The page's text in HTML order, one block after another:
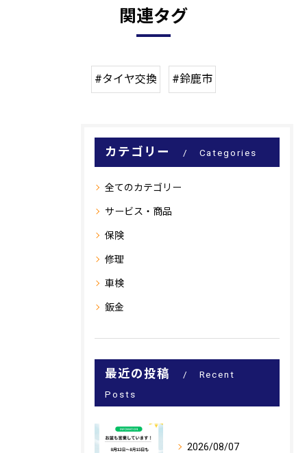
関連タグ
#タイヤ交換 #鈴鹿市
カテゴリー Categories
全てのカテゴリー
サービス・商品
保険
修理
車検
鈑金
最近の投稿
Recent
Posts
2026/08/07